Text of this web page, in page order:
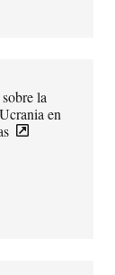
la
en